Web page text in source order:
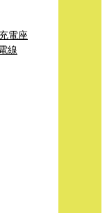
電座
線